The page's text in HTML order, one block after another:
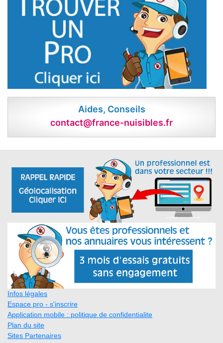
Aides, Conseils
contact@france-nuisibles.fr
Infos légales
Espace pro - s'inscrire
Application mobile : politique de confidentialite
Plan du site
Sites Partenaires